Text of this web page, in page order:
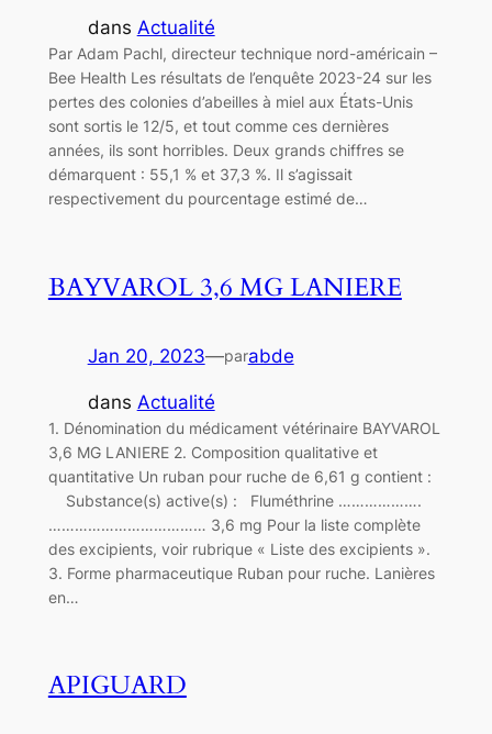
dans Actualité
Par Adam Pachl, directeur technique nord-américain –
Bee Health Les résultats de l’enquête 2023-24 sur les
pertes des colonies d’abeilles à miel aux États-Unis
sont sortis le 12/5, et tout comme ces dernières
années, ils sont horribles. Deux grands chiffres se
démarquent : 55,1 % et 37,3 %. Il s’agissait
respectivement du pourcentage estimé de…
BAYVAROL 3,6 MG LANIERE
Jan 20, 2023—parabde
dans Actualité
1. Dénomination du médicament vétérinaire BAYVAROL
3,6 MG LANIERE 2. Composition qualitative et
quantitative Un ruban pour ruche de 6,61 g contient :
Substance(s) active(s) : Fluméthrine ……………….
……………………………… 3,6 mg Pour la liste complète
des excipients, voir rubrique « Liste des excipients ».
3. Forme pharmaceutique Ruban pour ruche. Lanières
en…
APIGUARD